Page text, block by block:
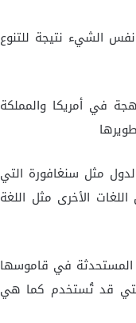
الشيء نتيجة للتنوع
في أمريكا والمملكة
مثل سنغافورة التي
الأخرى مثل اللغة
المستحدثة في قاموسها
قد تُستخدم كما هي